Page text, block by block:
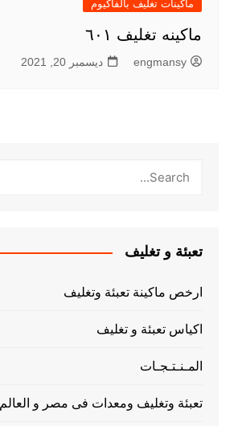
ماكينات تغليف بالفاكيوم
ماكينه تغليف ٦٠١
engmansy ديسمبر 20, 2021
تعبئة و تغليف
ارخص ماكينة تعبئة وتغليف
اكياس تعبئة و تغليف
المـنـتـجـات
تعبئة وتغليف ومعدات فى مصر و العالم